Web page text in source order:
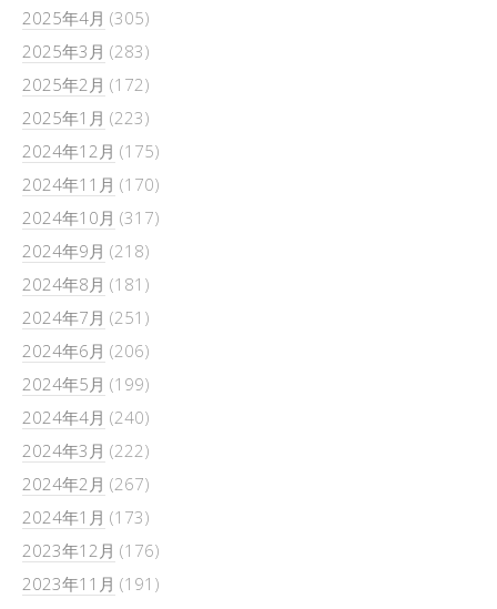
2025年4月 (305)
2025年3月 (283)
2025年2月 (172)
2025年1月 (223)
2024年12月 (175)
2024年11月 (170)
2024年10月 (317)
2024年9月 (218)
2024年8月 (181)
2024年7月 (251)
2024年6月 (206)
2024年5月 (199)
2024年4月 (240)
2024年3月 (222)
2024年2月 (267)
2024年1月 (173)
2023年12月 (176)
2023年11月 (191)